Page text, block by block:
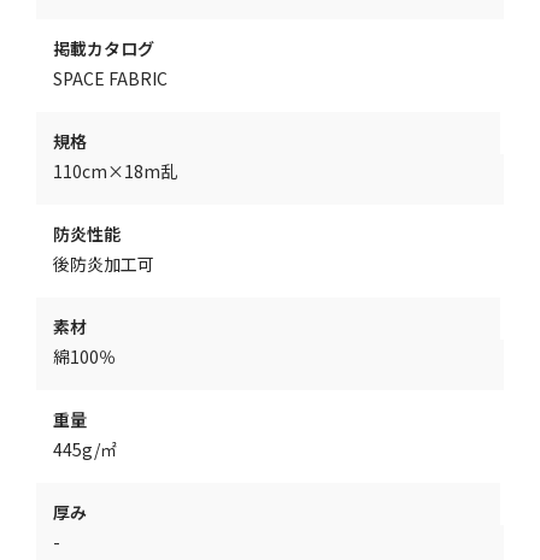
掲載カタログ
SPACE FABRIC
規格
110cm×18m乱
防炎性能
後防炎加工可
素材
綿100％
重量
445g/㎡
厚み
-